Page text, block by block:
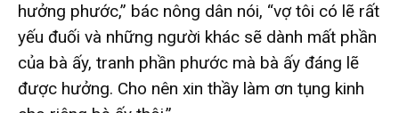
hưởng phước,” bác nông dân nói, “vợ tôi có lẽ rất
yếu đuối và những người khác sẽ dành mất phần
của bà ấy, tranh phần phước mà bà ấy đáng lẽ
được hưởng. Cho nên xin thầy làm ơn tụng kinh